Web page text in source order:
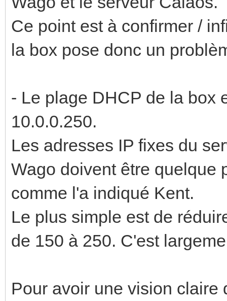
Ce point est à confirmer /
la box pose donc un
- Le plage DHCP de la box
10.0.0.250.
Les adresses IP fixes du
Wago doivent être quelque
comme l'a indiqué Kent.
Le plus simple est de
de 150 à 250. C'est
Pour avoir une vision claire